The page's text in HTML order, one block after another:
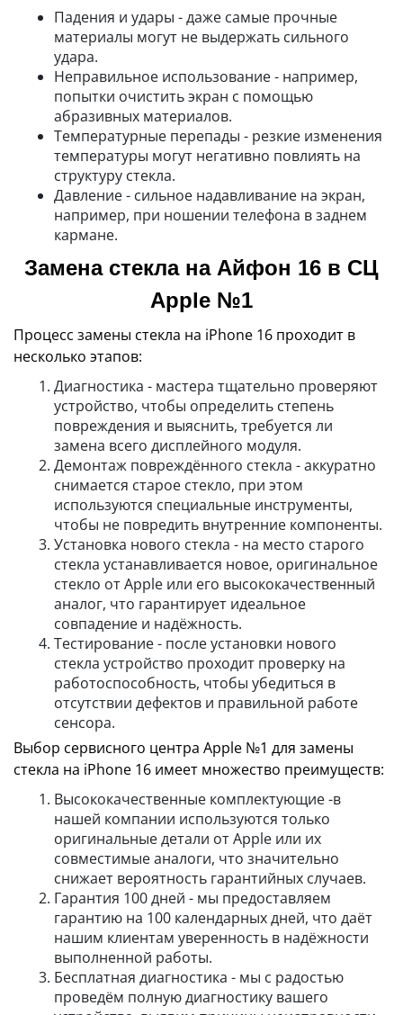
Падения и удары - даже самые прочные
материалы могут не выдержать сильного
удара.
Неправильное использование - например,
попытки очистить экран с помощью
абразивных материалов.
Температурные перепады - резкие изменения
температуры могут негативно повлиять на
структуру стекла.
Давление - сильное надавливание на экран,
например, при ношении телефона в заднем
кармане.
Замена стекла на Айфон 16 в СЦ
Apple №1
Процесс замены стекла на iPhone 16 проходит в
несколько этапов:
Диагностика - мастера тщательно проверяют
устройство, чтобы определить степень
повреждения и выяснить, требуется ли
замена всего дисплейного модуля.
Демонтаж повреждённого стекла - аккуратно
снимается старое стекло, при этом
используются специальные инструменты,
чтобы не повредить внутренние компоненты.
Установка нового стекла - на место старого
стекла устанавливается новое, оригинальное
стекло от Apple или его высококачественный
аналог, что гарантирует идеальное
совпадение и надёжность.
Тестирование - после установки нового
стекла устройство проходит проверку на
работоспособность, чтобы убедиться в
отсутствии дефектов и правильной работе
сенсора.
Выбор сервисного центра Apple №1 для замены
стекла на iPhone 16 имеет множество преимуществ:
Высококачественные комплектующие -в
нашей компании используются только
оригинальные детали от Apple или их
совместимые аналоги, что значительно
снижает вероятность гарантийных случаев.
Гарантия 100 дней - мы предоставляем
гарантию на 100 календарных дней, что даёт
нашим клиентам уверенность в надёжности
выполненной работы.
Бесплатная диагностика - мы с радостью
проведём полную диагностику вашего